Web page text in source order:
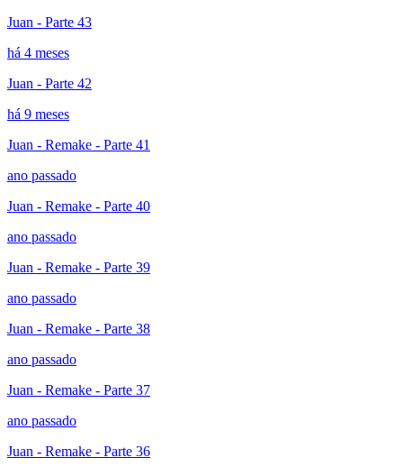
Juan - Parte 43
há 4 meses
Juan - Parte 42
há 9 meses
Juan - Remake - Parte 41
ano passado
Juan - Remake - Parte 40
ano passado
Juan - Remake - Parte 39
ano passado
Juan - Remake - Parte 38
ano passado
Juan - Remake - Parte 37
ano passado
Juan - Remake - Parte 36